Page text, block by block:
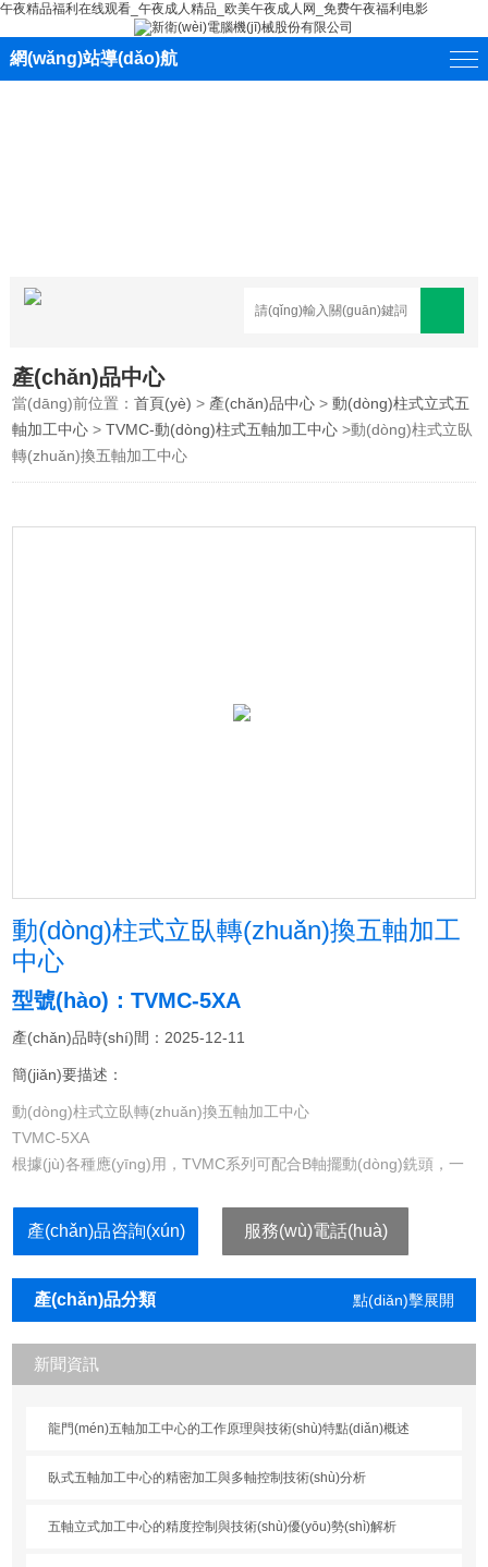
午夜精品福利在线观看_午夜成人精品_欧美午夜成人网_免费午夜福利电影
網(wǎng)站導(dǎo)航
產(chǎn)品中心
當(dāng)前位置：首頁(yè) > 產(chǎn)品中心 >動(dòng)柱式立式五
軸加工中心 >TVMC-動(dòng)柱式五軸加工中心 >動(dòng)柱式立臥
轉(zhuǎn)換五軸加工中心
動(dòng)柱式立臥轉(zhuǎn)換五軸加工
中心
型號(hào)：TVMC-5XA
產(chǎn)品時(shí)間：2025-12-11
簡(jiǎn)要描述：
動(dòng)柱式立臥轉(zhuǎn)換五軸加工中心
TVMC-5XA
根據(jù)各種應(yīng)用，TVMC系列可配合B軸擺動(dòng)銑頭，一
連續(xù)擺動(dòng)銑頭，沒(méi)有傳統(tǒng)的機(jī)械運(yùn)動
(duì)精加工表面提供更高的性能。直讀系統(tǒng)經(jīng)由高精度角
度編碼器結(jié)合提供高精精度。高的動(dòng)態(tài)擺動(dòng)銑
頭擺動(dòng)範(fàn)圍為正負(fù)角度可達(dá)30度。
產(chǎn)品咨詢(xún) 服務(wù)電話(huà)
產(chǎn)品分類
(lèi)
點(diǎn)擊展開
(kāi)+
新聞資訊
龍門(mén)五軸加工中心的工作原理與技術(shù)特點(diǎn)概述
臥式五軸加工中心的精密加工與多軸控制技術(shù)分析
五軸立式加工中心的精度控制與技術(shù)優(yōu)勢(shì)解析